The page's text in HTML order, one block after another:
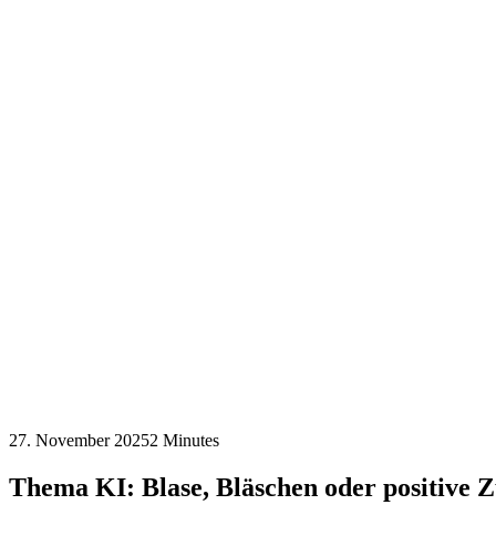
27. November 20252 Minutes
Thema KI: Blase, Bläschen oder positive